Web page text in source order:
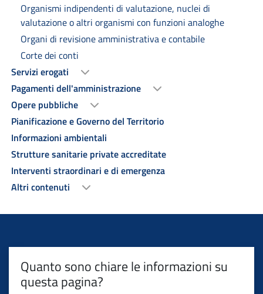
Organismi indipendenti di valutazione, nuclei di
valutazione o altri organismi con funzioni analoghe
Organi di revisione amministrativa e contabile
Corte dei conti
Servizi erogati
Pagamenti dell'amministrazione
Opere pubbliche
Pianificazione e Governo del Territorio
Informazioni ambientali
Strutture sanitarie private accreditate
Interventi straordinari e di emergenza
Altri contenuti
Quanto sono chiare le informazioni su
questa pagina?